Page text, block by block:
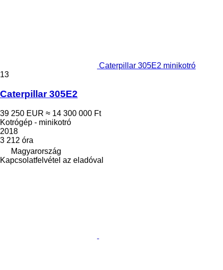
Caterpillar 305E2 minikotró
13
Caterpillar 305E2
39 250 EUR ≈ 14 300 000 Ft
Kotrógép - minikotró
2018
3 212 óra
Magyarország
Kapcsolatfelvétel az eladóval